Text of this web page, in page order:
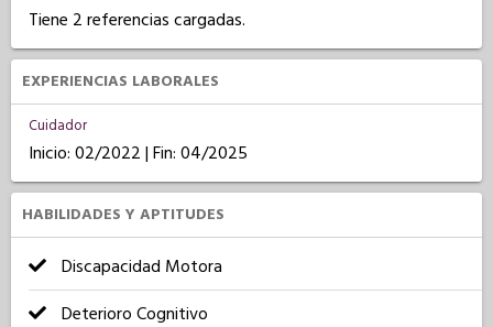
Tiene 2 referencias cargadas.
EXPERIENCIAS LABORALES
Cuidador
Inicio: 02/2022 | Fin: 04/2025
HABILIDADES Y APTITUDES
Discapacidad Motora
Deterioro Cognitivo